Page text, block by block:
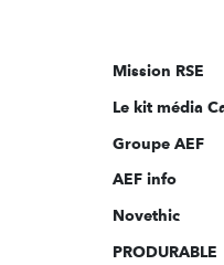
sur:
Mission RSE
Le kit média
Groupe AEF
AEF info
Novethic
PRODURABLE